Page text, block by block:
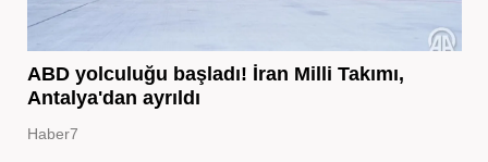
ABD yolculuğu başladı! İran Milli Takımı,
Antalya'dan ayrıldı
Haber7